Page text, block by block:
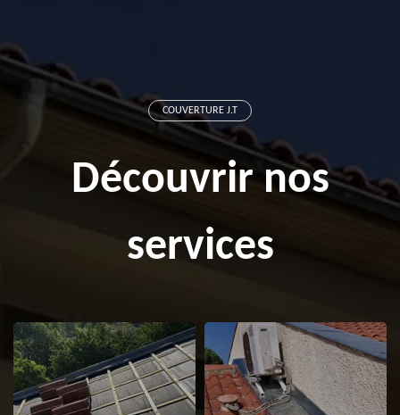
COUVERTURE J.T
Découvrir nos
services